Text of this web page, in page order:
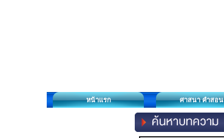
หน้าแรก ศาสนา คำสอน